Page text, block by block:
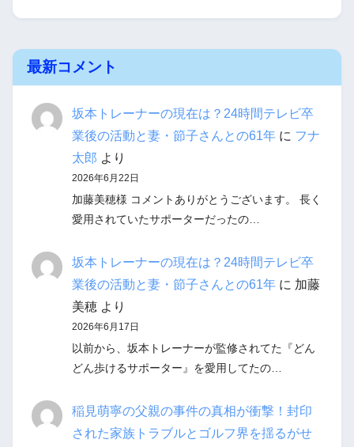
最新コメント
坂本トレーナーの現在は？24時間テレビ卒
業後の活動と妻・節子さんとの61年に フナ
太郎 より
2026年6月22日
加藤美穂様 コメントありがとうございます。 長く
愛用されていたサポーターだったの…
坂本トレーナーの現在は？24時間テレビ卒
業後の活動と妻・節子さんとの61年に 加藤
美穂より
2026年6月17日
以前から、坂本トレーナーが監修されてた『どん
どん歩けるサポーター』を愛用してたの…
稲見萌寧の父親の事件の真相が衝撃！封印
された家族トラブルとゴルフ界を揺るがせ